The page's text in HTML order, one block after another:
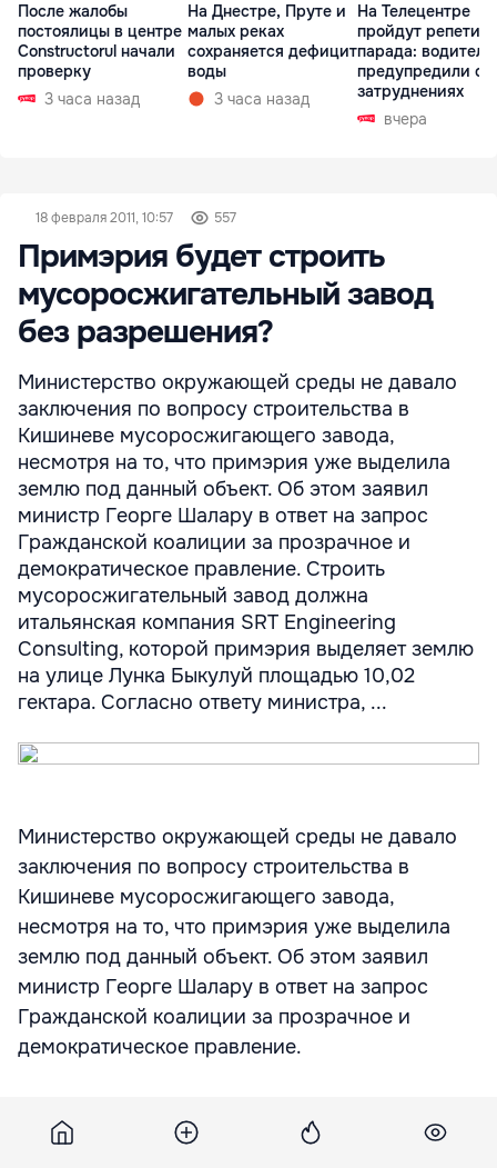
После жалобы
постоялицы в центре
Constructorul начали
проверку
3 часа назад
На Днестре, Пруте и
малых реках
сохраняется дефицит
воды
3 часа назад
На Телецентре
пройдут
парада:
предупредили о
затруднениях
вчера
18 февраля 2011, 10:57 557
Примэрия будет строить
мусоросжигательный завод
без разрешения?
Министерство окружающей среды не давало
заключения по вопросу строительства в
Кишиневе мусоросжигающего завода,
несмотря на то, что примэрия уже выделила
землю под данный объект. Об этом заявил
министр Георге Шалару в ответ на запрос
Гражданской коалиции за прозрачное и
демократическое правление. Строить
мусоросжигательный завод должна
итальянская компания SRT Engineering
Consulting, которой примэрия выделяет землю
на улице Лунка Быкулуй площадью 10,02
гектара. Согласно ответу министра, ...
Министерство окружающей среды не давало
заключения по вопросу строительства в
Кишиневе мусоросжигающего завода,
несмотря на то, что примэрия уже выделила
землю под данный объект. Об этом заявил
министр Георге Шалару в ответ на запрос
Гражданской коалиции за прозрачное и
демократическое правление.
итальянская компания SRT Engineering